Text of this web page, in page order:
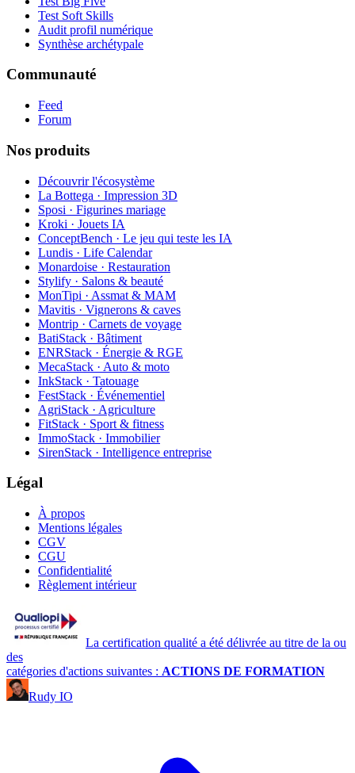
Test Soft Skills
Audit profil numérique
Synthèse archétypale
Communauté
Feed
Forum
Nos produits
Découvrir l'écosystème
La Bottega · Impression 3D
Sposi · Figurines mariage
Kroki · Jouets IA
ConceptBench · Le jeu qui teste les IA
Lundis · Life Calendar
Monardoise · Restauration
Stylify · Salons & beauté
MonTipi · Assmat & MAM
Mavitis · Vignerons & caves
Montrip · Carnets de voyage
BatiStack · Bâtiment
ENRStack · Énergie & RGE
MecaStack · Auto & moto
InkStack · Tatouage
FestStack · Événementiel
AgriStack · Agriculture
FitStack · Sport & fitness
ImmoStack · Immobilier
SirenStack · Intelligence entreprise
Légal
À propos
Mentions légales
CGV
CGU
Confidentialité
Règlement intérieur
La certification qualité a été délivrée au titre de la ou
des
catégories d'actions suivantes : ACTIONS DE FORMATION
Rudy IO